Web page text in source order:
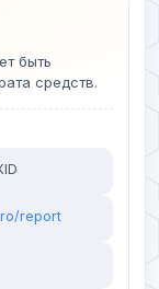
быть
средств.
report